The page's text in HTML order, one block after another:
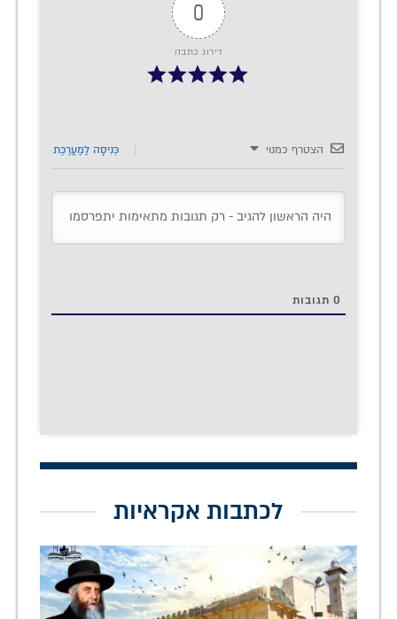
0
דירוג כתבה
הצטרף כמנוי כְּנִיסָה לַמַעֲרֶכֶת
0 תגובות
לכתבות אקראיות